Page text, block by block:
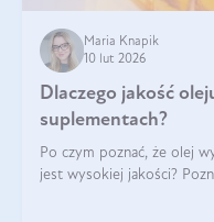
Maria Knapik
10 lut 2026
Dlaczego jakość
suplementach?
Po czym poznać, że olej
jest wysokiej jakości?